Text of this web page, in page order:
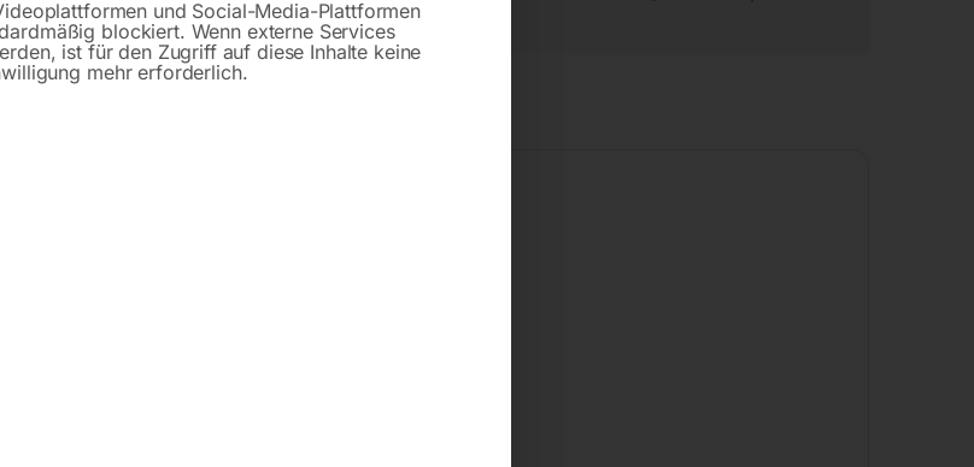
und Social-Media-Plattformen
blockiert. Wenn externe Services
ist für den Zugriff auf diese Inhalte keine
mehr erforderlich.